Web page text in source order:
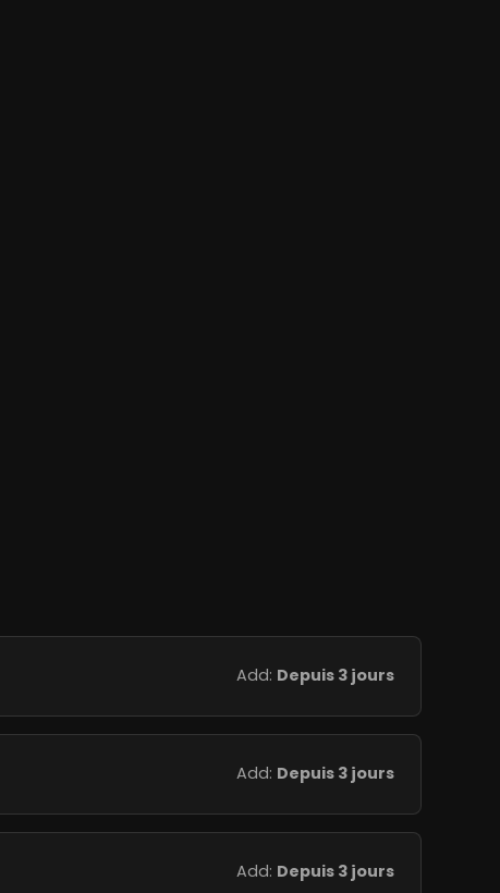
Add: Depuis 3 jours
Add: Depuis 3 jours
Add: Depuis 3 jours